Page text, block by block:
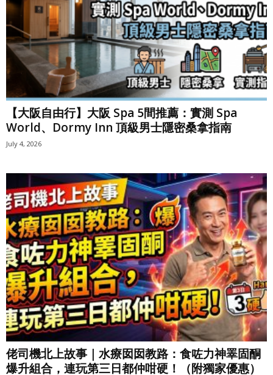
【大阪自由行】大阪 Spa 5間推薦：實測 Spa
World、Dormy Inn 頂級男士隱密桑拿指南
July 4, 2026
佬司機北上故事｜水療囡囡教路：食咗力神睪固酮
爆升組合，連玩第三日都仲咁硬！（附獨家優惠）